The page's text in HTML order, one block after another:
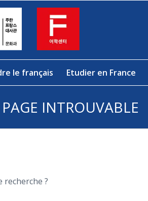
le français Etudier en France
INTROUVABLE
recherche ?